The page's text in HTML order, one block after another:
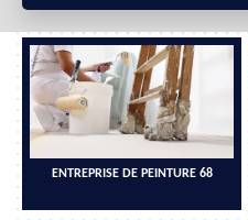
ENTREPRISE DE PEINTURE 68